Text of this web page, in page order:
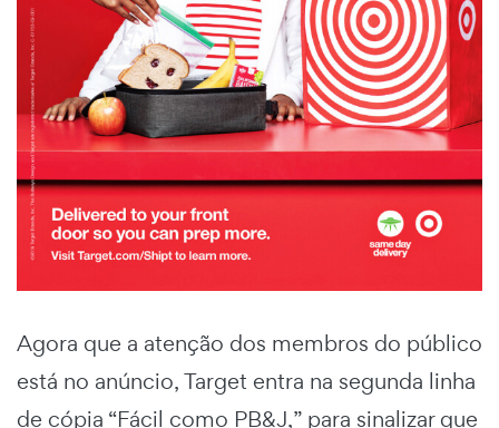
Agora que a atenção dos membros do público
está no anúncio, Target entra na segunda linha
de cópia “Fácil como PB&J,” para sinalizar que